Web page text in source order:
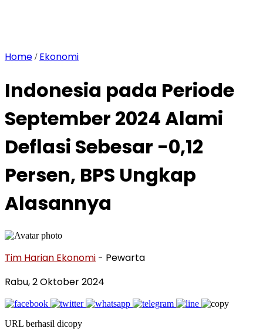
Home / Ekonomi
Indonesia pada Periode
September 2024 Alami
Deflasi Sebesar -0,12
Persen, BPS Ungkap
Alasannya
Tim Harian Ekonomi - Pewarta
Rabu, 2 Oktober 2024
URL berhasil dicopy